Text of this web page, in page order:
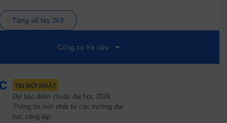
Tặng sổ tay 2k9
Công cụ tra cứu
TIN MỚI NHẤT
Dự báo điểm chuẩn đại học 2026:
Thông tin mới nhất từ các trường đại
học công lập